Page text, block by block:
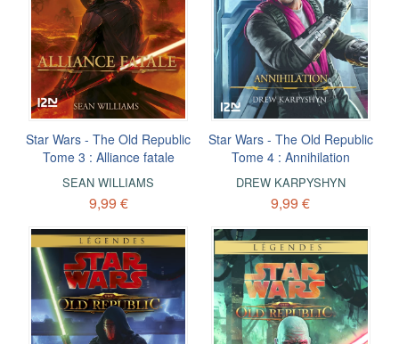
Star Wars - The Old Republic
Tome 3 : Alliance fatale
SEAN WILLIAMS
9,99 €
Star Wars - The Old Republic
Tome 4 : Annihilation
DREW KARPYSHYN
9,99 €